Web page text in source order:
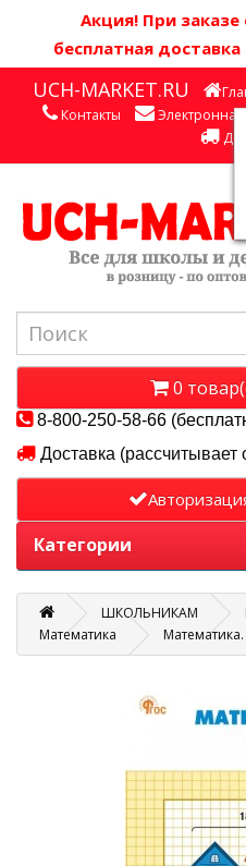
Акция! При
бесплатная
UCH-MARKET.RU
Контакты Электронная
0
8-800-250-58-66
Доставка (рассчитывает
Категории
ШКОЛЬНИКАМ
Математика